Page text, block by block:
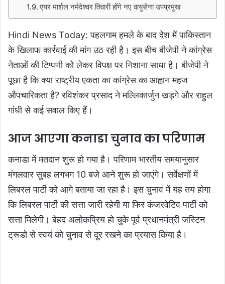
एयर मार्शल नर्मदेश्वर तिवारी होंगे नए वायुसेना उपप्रमुख
Hindi News Today: पहलगाम हमले के बाद देश में पाकिस्तान
के खिलाफ कार्रवाई की मांग उठ रही है। इस बीच बीजेपी ने कांग्रेस
नेताओं की टिप्पणी को लेकर विपक्ष पर निशाना साधा है। बीजेपी ने
पूछा है कि क्या राष्ट्रीय एकता का कांग्रेस का आह्वान महज
औपचारिकता है? रविशंकर प्रसाद ने मल्लिकार्जुन खड़गे और राहुल
गांधी से कई सवाल किए हैं।
आज आएगा कनाडा चुनाव का परिणाम
कनाडा में मतदान शुरू हो गया है। परिणाम भारतीय समयानुसार
मंगलवार सुबह लगभग 10 बजे आने शुरू हो जाएंगे। सर्वेक्षणों में
लिबरल पार्टी को आगे बताया जा रहा है। इस चुनाव में यह तय होगा
कि लिबरल पार्टी की सत्ता जारी रहेगी या फिर कंजरवेटिव पार्टी को
सत्ता मिलेगी। बेहद अलोकप्रिय हो चुके पूर्व प्रधानमंत्री जस्टिन
ट्रूडो से स्वयं को चुनाव से दूर रखने का प्रयास किया है।